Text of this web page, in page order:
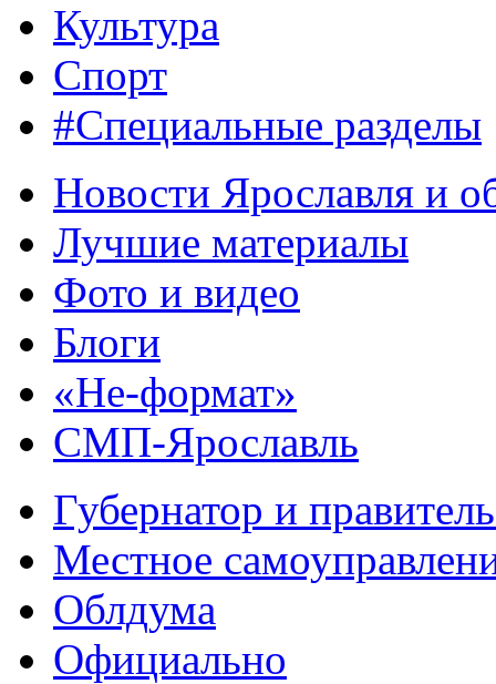
Культура
Спорт
#Специальные разделы
Новости Ярославля и
Лучшие материалы
Фото и видео
Блоги
«Не-формат»
СМП-Ярославль
Губернатор и
Местное
Облдума
Официально